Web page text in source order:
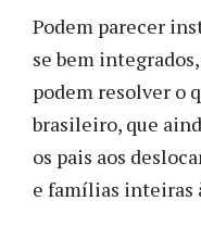
Podem parecer
se bem
podem resolver o
brasileiro, que
os pais aos
e famílias inteiras